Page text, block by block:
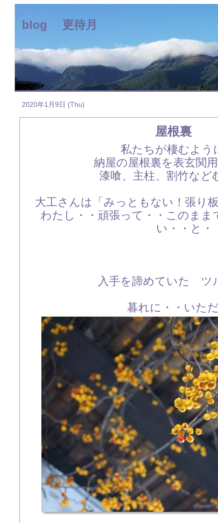
blog 更待月
2020年1月9日 (Thu)
屋根裏
私たちが棲むよう
納屋の屋根裏を表玄関
漆喰、主柱、割竹など
大工さんは「みっともない！張り
わたし・・頑張って・・このま
い・・と・
入手を諦めていた ツ
暮れに・・いた